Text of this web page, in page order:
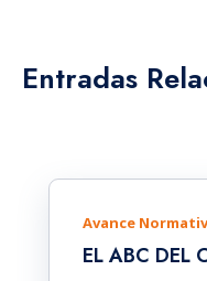
Entradas
Avance
EL ABC DEL